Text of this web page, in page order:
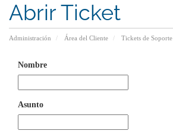
Abrir Ticket
Administración Área del Cliente Tickets de Soporte
Nombre
Asunto